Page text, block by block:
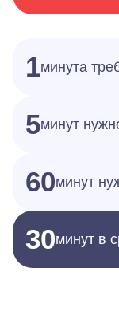
1минута
5минут
60минут
30минут в